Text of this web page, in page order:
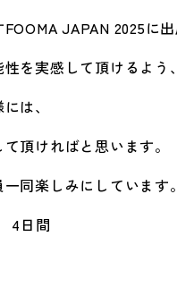
JAPAN 2025に出
実感して頂けるよう
は、
ければと思います。
楽しみにしています。
4日間